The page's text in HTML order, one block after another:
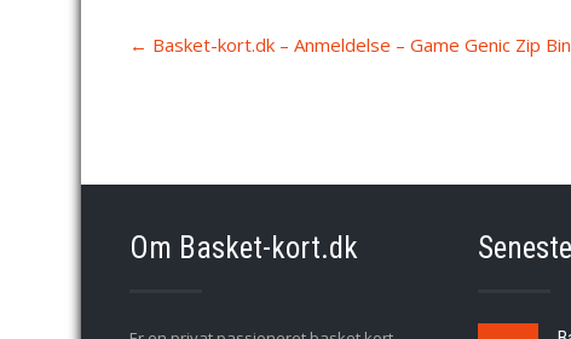
navigation
← Basket-kort.dk – Anmeldelse – Game Genic Zip
Om Basket-kort.dk